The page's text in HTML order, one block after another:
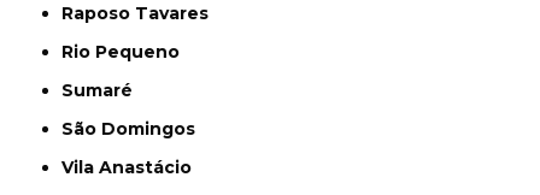
Raposo Tavares
Rio Pequeno
Sumaré
São Domingos
Vila Anastácio